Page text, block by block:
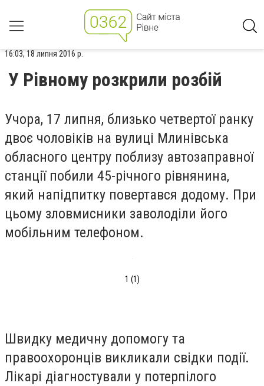
16:03, 18 липня 2016 р.
У Рівному розкрили розбій
Учора, 17 липня, близько четвертої ранку
двоє чоловіків на вулиці Млинівська
обласного центру поблизу автозаправної
станції побили 45-річного рівнянина,
який напідпитку повертався додому. При
цьому зловмисники заволоділи його
мобільним телефоном.
1 (1)
Швидку медичну допомогу та
правоохоронців викликали свідки події.
Лікарі діагностували у потерпілого